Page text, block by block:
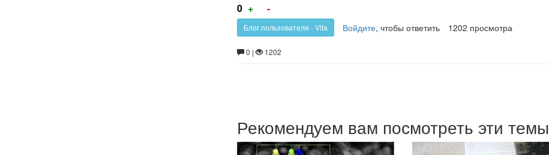
0 +
за!
-
против!
Блог пользователя - Vita Войдите, чтобы ответить 1202 просмотра
0 | 1202
Рекомендуем вам посмотреть эти темы